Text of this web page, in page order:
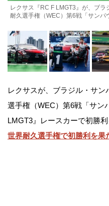
レクサス『RC F LMGT3』が、ブ
耐久選手権（WEC）第6戦「サンパ
レクサスが、ブラジル・サン
選手権（WEC）第6戦「サン
LMGT3』レースカーで初勝利
世界耐久選手権で初勝利を果